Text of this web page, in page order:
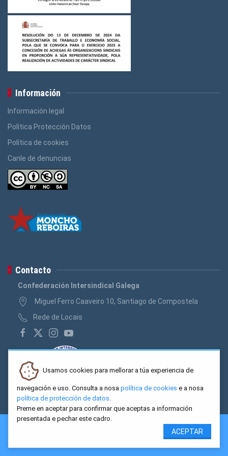
Logos Banca, Aforro (3)
Logos Administración Pública
Información
Información legal
Política Protección Datos
Política de cookies
Canle de denuncias
Contacto
Confederación Intersindical Galega
Miguel Ferro Caaveiro 10, Santiago de Compostela
Rede de Locais
2026 CIG. Confederación Intersindical Galega - Miguel Ferro
Caaveiro 10, Santiago de Compostela
Usamos cookies para mellorar a túa experiencia de
navegación e uso. Consulta a nosa política de cookies e a nosa
política de protección de datos.
Preme en aceptar para confirmar que aceptas a información
presentada e pechar este cadro.
ACEPTAR